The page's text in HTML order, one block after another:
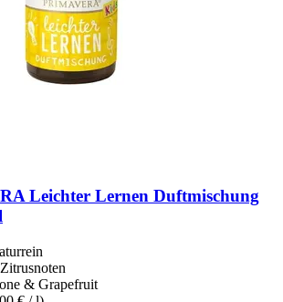
Leichter Lernen Duftmischung
& Grapefruit